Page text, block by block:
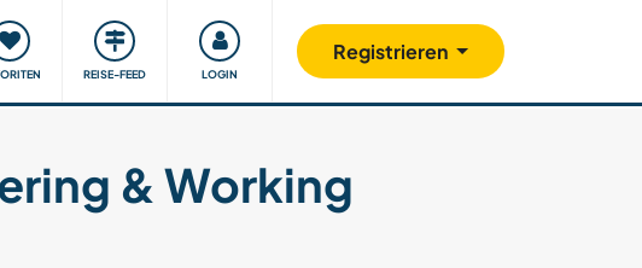
REISE-FEED LOGIN
Registrieren
Lernen Unsere Community Gutes tun
& Working